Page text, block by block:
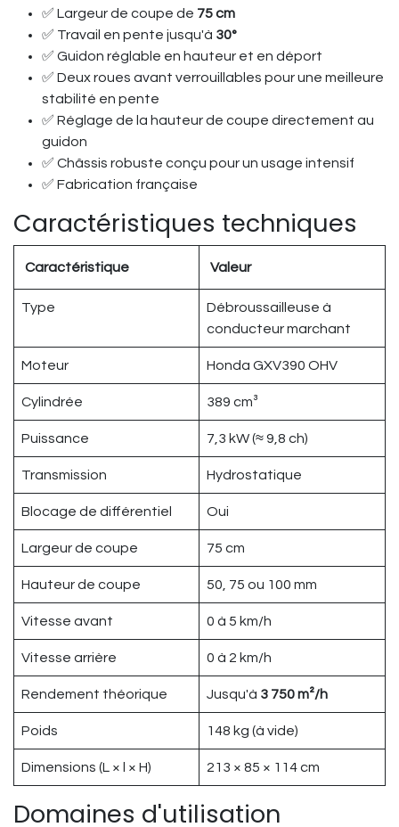
✅ Largeur de coupe de 75 cm
✅ Travail en pente jusqu'à 30°
✅ Guidon réglable en hauteur et en déport
✅ Deux roues avant verrouillables pour une meilleure
stabilité en pente
✅ Réglage de la hauteur de coupe directement au
guidon
✅ Châssis robuste conçu pour un usage intensif
✅ Fabrication française
Caractéristiques techniques
Caractéristique Valeur
Type
Débroussailleuse à
conducteur marchant
Moteur Honda GXV390 OHV
Cylindrée 389 cm³
Puissance 7,3 kW (≈ 9,8 ch)
Transmission Hydrostatique
Blocage de différentiel Oui
Largeur de coupe 75 cm
Hauteur de coupe 50, 75 ou 100 mm
Vitesse avant 0 à 5 km/h
Vitesse arrière 0 à 2 km/h
Rendement théorique Jusqu'à 3 750 m²/h
Poids 148 kg (à vide)
Dimensions (L × l × H) 213 × 85 × 114 cm
Domaines d'utilisation